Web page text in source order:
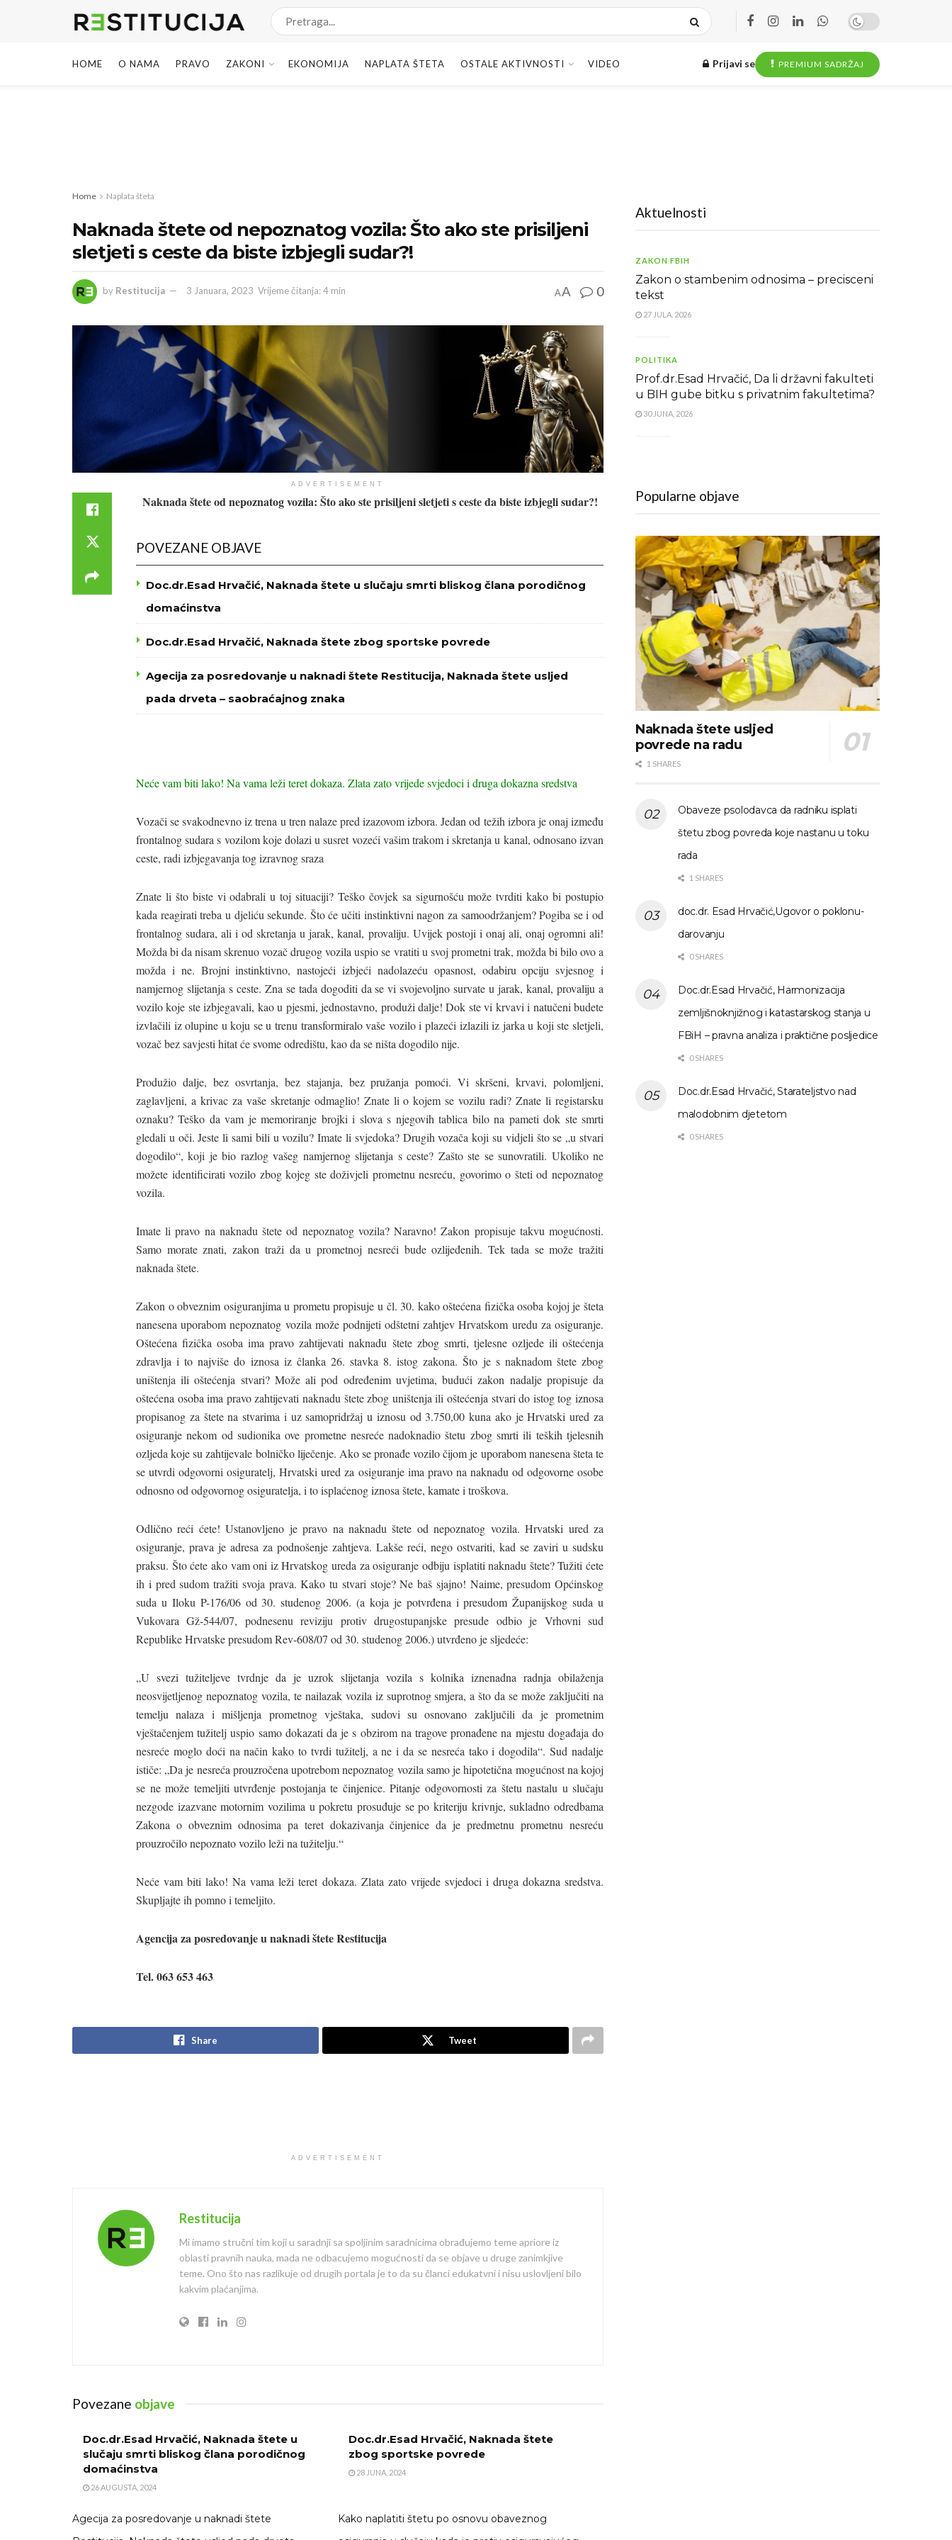
HOME O NAMA PRAVO ZAKONI EKONOMIJA NAPLATA ŠTETA OSTALE AKTIVNOSTI VIDEO Prijavi se PREMIUM SADRŽAJ
Home Naplata šteta
Naknada štete od nepoznatog vozila: Što ako ste prisiljeni
sletjeti s ceste da biste izbjegli sudar?!
by Restitucija 3 Januara, 2023 Vrijeme čitanja: 4 min AA 0
ADVERTISEMENT
Naknada štete od nepoznatog vozila: Što ako ste prisiljeni sletjeti s ceste da biste izbjegli sudar?!
POVEZANE OBJAVE
Doc.dr.Esad Hrvačić, Naknada štete u slučaju smrti bliskog člana porodičnog
domaćinstva
Doc.dr.Esad Hrvačić, Naknada štete zbog sportske povrede
Agecija za posredovanje u naknadi štete Restitucija, Naknada štete usljed
pada drveta – saobraćajnog znaka
Neće vam biti lako! Na vama leži teret dokaza. Zlata zato vrijede svjedoci i druga dokazna sredstva
Vozači se svakodnevno iz trena u tren nalaze pred izazovom izbora. Jedan od težih izbora je onaj između
frontalnog sudara s vozilom koje dolazi u susret vozeći vašim trakom i skretanja u kanal, odnosano izvan
ceste, radi izbjegavanja tog izravnog sraza
Znate li što biste vi odabrali u toj situaciji? Teško čovjek sa sigurnošću može tvrditi kako bi postupio
kada reagirati treba u djeliću sekunde. Što će učiti instinktivni nagon za samoodržanjem? Pogiba se i od
frontalnog sudara, ali i od skretanja u jarak, kanal, provaliju. Uvijek postoji i onaj ali, onaj ogromni ali!
Možda bi da nisam skrenuo vozač drugog vozila uspio se vratiti u svoj prometni trak, možda bi bilo ovo a
možda i ne. Brojni instinktivno, nastojeći izbjeći nadolazeću opasnost, odabiru opciju svjesnog i
namjernog slijetanja s ceste. Zna se tada dogoditi da se vi svojevoljno survate u jarak, kanal, provaliju a
vozilo koje ste izbjegavali, kao u pjesmi, jednostavno, produži dalje! Dok ste vi krvavi i natučeni budete
izvlačili iz olupine u koju se u trenu transformiralo vaše vozilo i plazeći izlazili iz jarka u koji ste sletjeli,
vozač bez savjesti hitat će svome odredištu, kao da se ništa dogodilo nije.
Produžio dalje, bez osvrtanja, bez stajanja, bez pružanja pomoći. Vi skršeni, krvavi, polomljeni,
zaglavljeni, a krivac za vaše skretanje odmaglio! Znate li o kojem se vozilu radi? Znate li registarsku
oznaku? Teško da vam je memoriranje brojki i slova s njegovih tablica bilo na pameti dok ste smrti
gledali u oči. Jeste li sami bili u vozilu? Imate li svjedoka? Drugih vozača koji su vidjeli što se „u stvari
dogodilo“, koji je bio razlog vašeg namjernog slijetanja s ceste? Zašto ste se sunovratili. Ukoliko ne
možete identificirati vozilo zbog kojeg ste doživjeli prometnu nesreću, govorimo o šteti od nepoznatog
vozila.
Imate li pravo na naknadu štete od nepoznatog vozila? Naravno! Zakon propisuje takvu mogućnosti.
Samo morate znati, zakon traži da u prometnoj nesreći bude ozlijeđenih. Tek tada se može tražiti
naknada štete.
Zakon o obveznim osiguranjima u prometu propisuje u čl. 30. kako oštećena fizička osoba kojoj je šteta
nanesena uporabom nepoznatog vozila može podnijeti odštetni zahtjev Hrvatskom uredu za osiguranje.
Oštećena fiziĉka osoba ima pravo zahtijevati naknadu štete zbog smrti, tjelesne ozljede ili oštećenja
zdravlja i to najviše do iznosa iz ĉlanka 26. stavka 8. istog zakona. Što je s naknadom štete zbog
uništenja ili oštećenja stvari? Može ali pod određenim uvjetima, budući zakon nadalje propisuje da
oštećena osoba ima pravo zahtijevati naknadu štete zbog uništenja ili oštećenja stvari do istog tog iznosa
propisanog za štete na stvarima i uz samopridržaj u iznosu od 3.750,00 kuna ako je Hrvatski ured za
osiguranje nekom od sudionika ove prometne nesreće nadoknadio štetu zbog smrti ili teških tjelesnih
ozljeda koje su zahtijevale bolničko liječenje. Ako se pronađe vozilo čijom je uporabom nanesena šteta te
se utvrdi odgovorni osiguratelj, Hrvatski ured za osiguranje ima pravo na naknadu od odgovorne osobe
odnosno od odgovornog osiguratelja, i to isplaćenog iznosa štete, kamate i troškova.
Odlično reći ćete! Ustanovljeno je pravo na naknadu štete od nepoznatog vozila. Hrvatski ured za
osiguranje, prava je adresa za podnošenje zahtjeva. Lakše reći, nego ostvariti, kad se zaviri u sudsku
praksu. Što ćete ako vam oni iz Hrvatskog ureda za osiguranje odbiju isplatiti naknadu štete? Tužiti ćete
ih i pred sudom tražiti svoja prava. Kako tu stvari stoje? Ne baš sjajno! Naime, presudom Općinskog
suda u Iloku P-176/06 od 30. studenog 2006. (a koja je potvrđena i presudom Županijskog suda u
Vukovara Gž-544/07, podnesenu reviziju protiv drugostupanjske presude odbio je Vrhovni sud
Republike Hrvatske presudom Rev-608/07 od 30. studenog 2006.) utvrđeno je sljedeće:
„U svezi tužiteljeve tvrdnje da je uzrok slijetanja vozila s kolnika iznenadna radnja obilaženja
neosvijetljenog nepoznatog vozila, te nailazak vozila iz suprotnog smjera, a što da se može zaključiti na
temelju nalaza i mišljenja prometnog vještaka, sudovi su osnovano zaključili da je prometnim
vještačenjem tužitelj uspio samo dokazati da je s obzirom na tragove pronađene na mjestu događaja do
nesreće moglo doći na način kako to tvrdi tužitelj, a ne i da se nesreća tako i dogodila“. Sud nadalje
ističe: „Da je nesreća prouzročena upotrebom nepoznatog vozila samo je hipotetična mogućnost na kojoj
se ne može temeljiti utvrđenje postojanja te činjenice. Pitanje odgovornosti za štetu nastalu u slučaju
nezgode izazvane motornim vozilima u pokretu prosuđuje se po kriteriju krivnje, sukladno odredbama
Zakona o obveznim odnosima pa teret dokazivanja činjenice da je predmetnu prometnu nesreću
prouzročilo nepoznato vozilo leži na tužitelju.“
Neće vam biti lako! Na vama leži teret dokaza. Zlata zato vrijede svjedoci i druga dokazna sredstva.
Skupljajte ih pomno i temeljito.
Agencija za posredovanje u naknadi štete Restitucija
Tel. 063 653 463
Share Tweet
ADVERTISEMENT
Restitucija
Mi imamo stručni tim koji u saradnji sa spoljinim saradnicima obrađujemo teme apriore iz
oblasti pravnih nauka, mada ne odbacujemo mogućnosti da se objave u druge zanimkjive
teme. Ono što nas razlikuje od drugih portala je to da su članci edukatvni i nisu uslovljeni bilo
kakvim plaćanjima.
Povezane objave
Doc.dr.Esad Hrvačić, Naknada štete u
slučaju smrti bliskog člana porodičnog
domaćinstva
26 AUGUSTA, 2024
Doc.dr.Esad Hrvačić, Naknada štete
zbog sportske povrede
28 JUNA, 2024
Agecija za posredovanje u naknadi štete
Kako naplatiti štetu po osnovu obaveznog
Aktuelnosti
ZAKON FBIH
Zakon o stambenim odnosima – precisceni
tekst
27 JULA, 2026
POLITIKA
Prof.dr.Esad Hrvačić, Da li državni fakulteti
u BIH gube bitku s privatnim fakultetima?
30 JUNA, 2026
Popularne objave
Naknada štete usljed
povrede na radu
1 SHARES
Obaveze psolodavca da radniku isplati
štetu zbog povreda koje nastanu u toku
rada
1 SHARES
doc.dr. Esad Hrvačić,Ugovor o poklonu-
darovanju
0 SHARES
Doc.dr.Esad Hrvačić, Harmonizacija
zemljišnoknjižnog i katastarskog stanja u
FBiH – pravna analiza i praktične posljedice
0 SHARES
Doc.dr.Esad Hrvačić, Starateljstvo nad
malodobnim djetetom
0 SHARES